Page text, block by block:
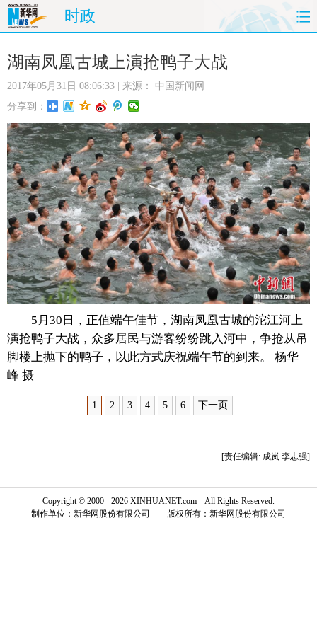
时政
首页 时政 国际
娱乐 体育 人事
时尚 思客 地方 法治
港澳 台湾 华人 汽车
科技 能源 房产 公司
图片 视频 彩票 食品
旅游 健康 信息化 数据
金融 公益 军事 无人机
富媒体 摄影 新华广播
新华电视中文
湖南凤凰古城上演抢鸭子大战
2017年05月31日 08:06:33 | 来源： 中国新闻网
分享到：
5月30日，正值端午佳节，湖南凤凰古城的沱江河上
演抢鸭子大战，众多居民与游客纷纷跳入河中，争抢从吊
脚楼上抛下的鸭子，以此方式庆祝端午节的到来。 杨华
峰 摄
1 2 3 4 5 6 下一页
[责任编辑: 成岚 李志强]
Copyright © 2000 - 2026 XINHUANET.com All Rights Reserved.
制作单位：新华网股份有限公司 版权所有：新华网股份有限公司